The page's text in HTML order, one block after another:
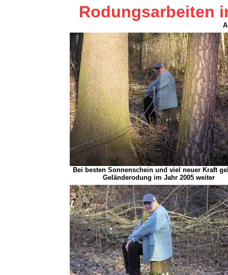
Rodungsarbeiten
Bei besten Sonnenschein und viel neuer Kraft
Geländerodung im Jahr 2005 weiter